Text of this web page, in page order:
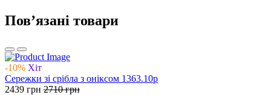
Повʼязані товари
-10% Хіт
Сережки зі срібла з оніксом 1363.10р
2439 грн 2710грн